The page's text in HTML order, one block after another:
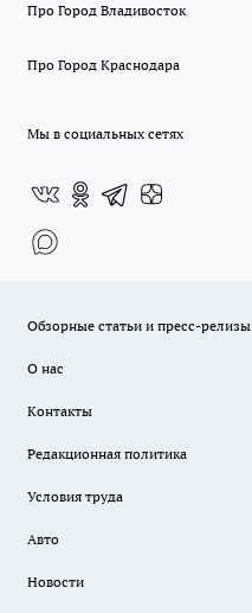
Про Город Владивосток
Про Город Краснодара
Мы в социальных сетях
Обзорные статьи и пресс-релизы
О нас
Контакты
Редакционная политика
Условия труда
Авто
Новости